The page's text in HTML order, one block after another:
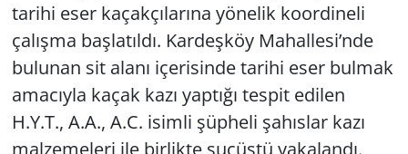
tarihi eser kaçakçılarına yönelik koordineli
çalışma başlatıldı. Kardeşköy Mahallesi’nde
bulunan sit alanı içerisinde tarihi eser bulmak
amacıyla kaçak kazı yaptığı tespit edilen
H.Y.T., A.A., A.C. isimli şüpheli şahıslar kazı
malzemeleri ile birlikte suçüstü yakalandı.